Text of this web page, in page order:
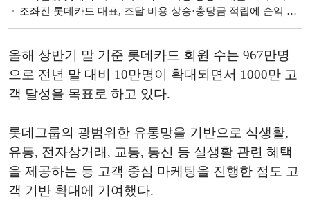
조좌진 롯데카드 대표, 조달 비용 상승·충당금 적립에 순익 하락…비대면 채널 강화로 비용 효율화 추진 [2025 금융사 1분기 실적]
올해 상반기 말 기준 롯데카드 회원 수는 967만명
으로 전년 말 대비 10만명이 확대되면서 1000만 고
객 달성을 목표로 하고 있다.
롯데그룹의 광범위한 유통망을 기반으로 식생활,
유통, 전자상거래, 교통, 통신 등 실생활 관련 혜택
을 제공하는 등 고객 중심 마케팅을 진행한 점도 고
객 기반 확대에 기여했다.